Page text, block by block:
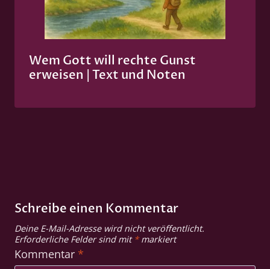
Wem Gott will rechte Gunst
erweisen | Text und Noten
Schreibe einen Kommentar
Deine E-Mail-Adresse wird nicht veröffentlicht.
Erforderliche Felder sind mit *markiert
Kommentar *